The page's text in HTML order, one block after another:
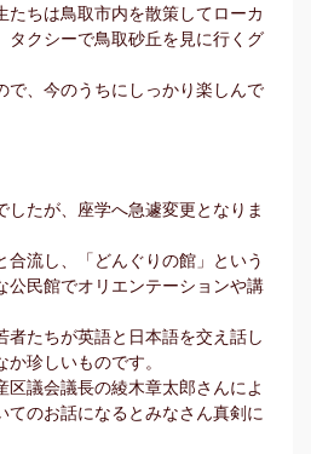
たちは鳥取市内を散策してローカ
タクシーで鳥取砂丘を見に行くグ
で、今のうちにしっかり楽しんで
したが、座学へ急遽変更となりま
合流し、「どんぐりの館」という
公民館でオリエンテーションや講
者たちが英語と日本語を交え話し
珍しいものです。
区議会議長の綾木章太郎さんによ
てのお話になるとみなさん真剣に